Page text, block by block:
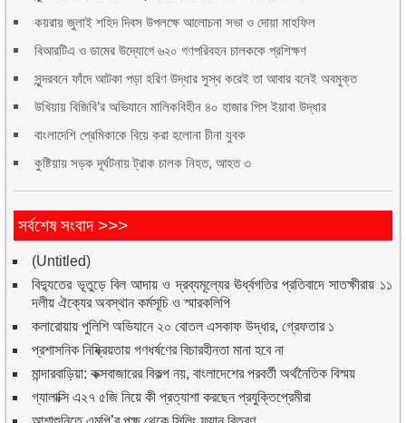
কয়রায় জুলাই শহিদ দিবস উপলক্ষে আলোচনা সভা ও দোয়া মাহফিল
বিআরটিএ ও ডামের উদ্যোগে ৬২০ গণপরিবহন চালককে প্রশিক্ষণ
সুন্দরবনে ফাঁদে আটকা পড়া হরিণ উদ্ধার সুস্থ করেই তা আবার বনেই অবমুক্ত
উখিয়ায় বিজিবি’র অভিযানে মালিকবিহীন ৪০ হাজার পিস ইয়াবা উদ্ধার
বাংলাদেশি প্রেমিকাকে বিয়ে করা হলোনা চীনা যুবক
কুষ্টিয়ায় সড়ক দূর্ঘটনায় ট্রাক চালক নিহত, আহত ৩
সর্বশেষ সংবাদ >>>
(Untitled)
বিদ্যুতের ভূতুড়ে বিল আদায় ও দ্রব্যমূল্যের ঊর্ধ্বগতির প্রতিবাদে সাতক্ষীরায় ১১
দলীয় ঐক্যের অবস্থান কর্মসূচি ও স্মারকলিপি
কলারোয়ায় পুলিশি অভিযানে ২০ বোতল এসকাফ উদ্ধার, গ্রেফতার ১
প্রশাসনিক নিষ্ক্রিয়তায় গণধর্ষণের বিচারহীনতা মানা হবে না
মান্দারবাড়িয়া: কক্সবাজারের বিকল্প নয়, বাংলাদেশের পরবর্তী অর্থনৈতিক বিস্ময়
গ্যালাক্সি এ২৭ ৫জি নিয়ে কী প্রত্যাশা করছেন প্রযুক্তিপ্রেমীরা